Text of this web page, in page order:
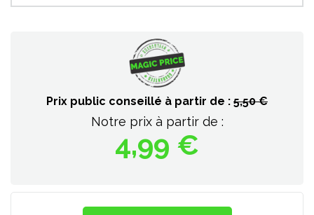
Prix public conseillé à partir de : 5,50 €
Notre prix à partir de :
4,99 €